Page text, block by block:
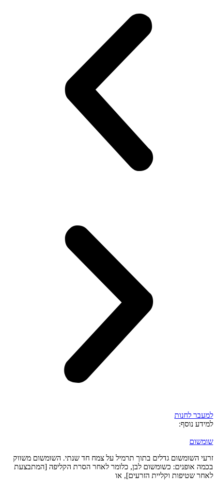
למעבר לחנות
למידע נוסף:
שומשום
זרעי השומשום גדלים בתוך תרמיל על צמח חד שנתי. השומשום משווק
בכמה אופנים: כשומשום לבן, כלומר לאחר הסרת הקליפה [המתבצעת
לאחר שטיפות וקליית הזרעים], או